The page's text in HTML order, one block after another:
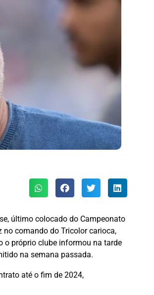
último colocado do Campeonato
no comando do Tricolor carioca,
o próprio clube informou na tarde
na semana passada.
até o fim de 2024,